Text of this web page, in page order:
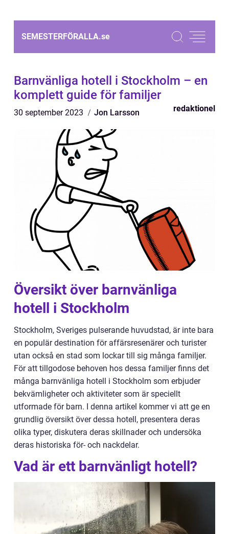
SEMESTERFÖRALLA.se
Barnvänliga hotell i Stockholm – en
komplett guide för familjer
30 september 2023 Jon Larsson redaktionel
Översikt över barnvänliga
hotell i Stockholm
Stockholm, Sveriges pulserande huvudstad, är inte bara
en populär destination för affärsresenärer och turister
utan också en stad som lockar till sig många familjer.
För att tillgodose behoven hos dessa familjer finns det
många barnvänliga hotell i Stockholm som erbjuder
bekvämligheter och aktiviteter som är speciellt
utformade för barn. I denna artikel kommer vi att ge en
grundlig översikt över dessa hotell, presentera deras
olika typer, diskutera deras skillnader och undersöka
deras historiska för- och nackdelar.
Vad är ett barnvänligt hotell?